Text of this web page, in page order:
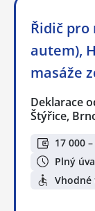
Řidič pro
autem),
masáže
Deklarace
Štýřice,
17 000
Plný